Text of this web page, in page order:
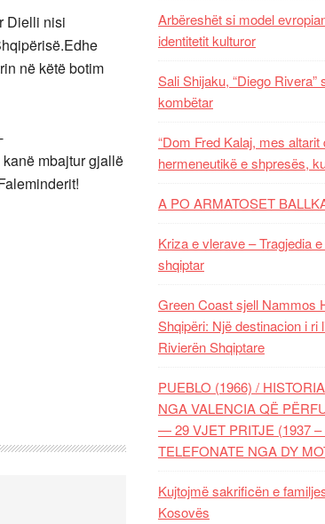
Dielli nisi
në këtë botim
mbajtur gjallë
Arbëreshët si model
identitetit kulturor
Sali Shijaku, “Diego Rivera”
kombëtar
“Dom Fred Kalaj, mes
hermeneutikë e shpresës,
A PO ARMATOSET
Kriza e vlerave – Tragjedia
shqiptar
Green Coast sjell Nammos
Shqipëri: Një destinacion i
Rivierën Shqiptare
PUEBLO (1966) /
NGA VALENCIA QË
— 29 VJET PRITJE (1937 –
TELEFONATE NGA DY
Kujtojmë sakrificën e
Kosovës